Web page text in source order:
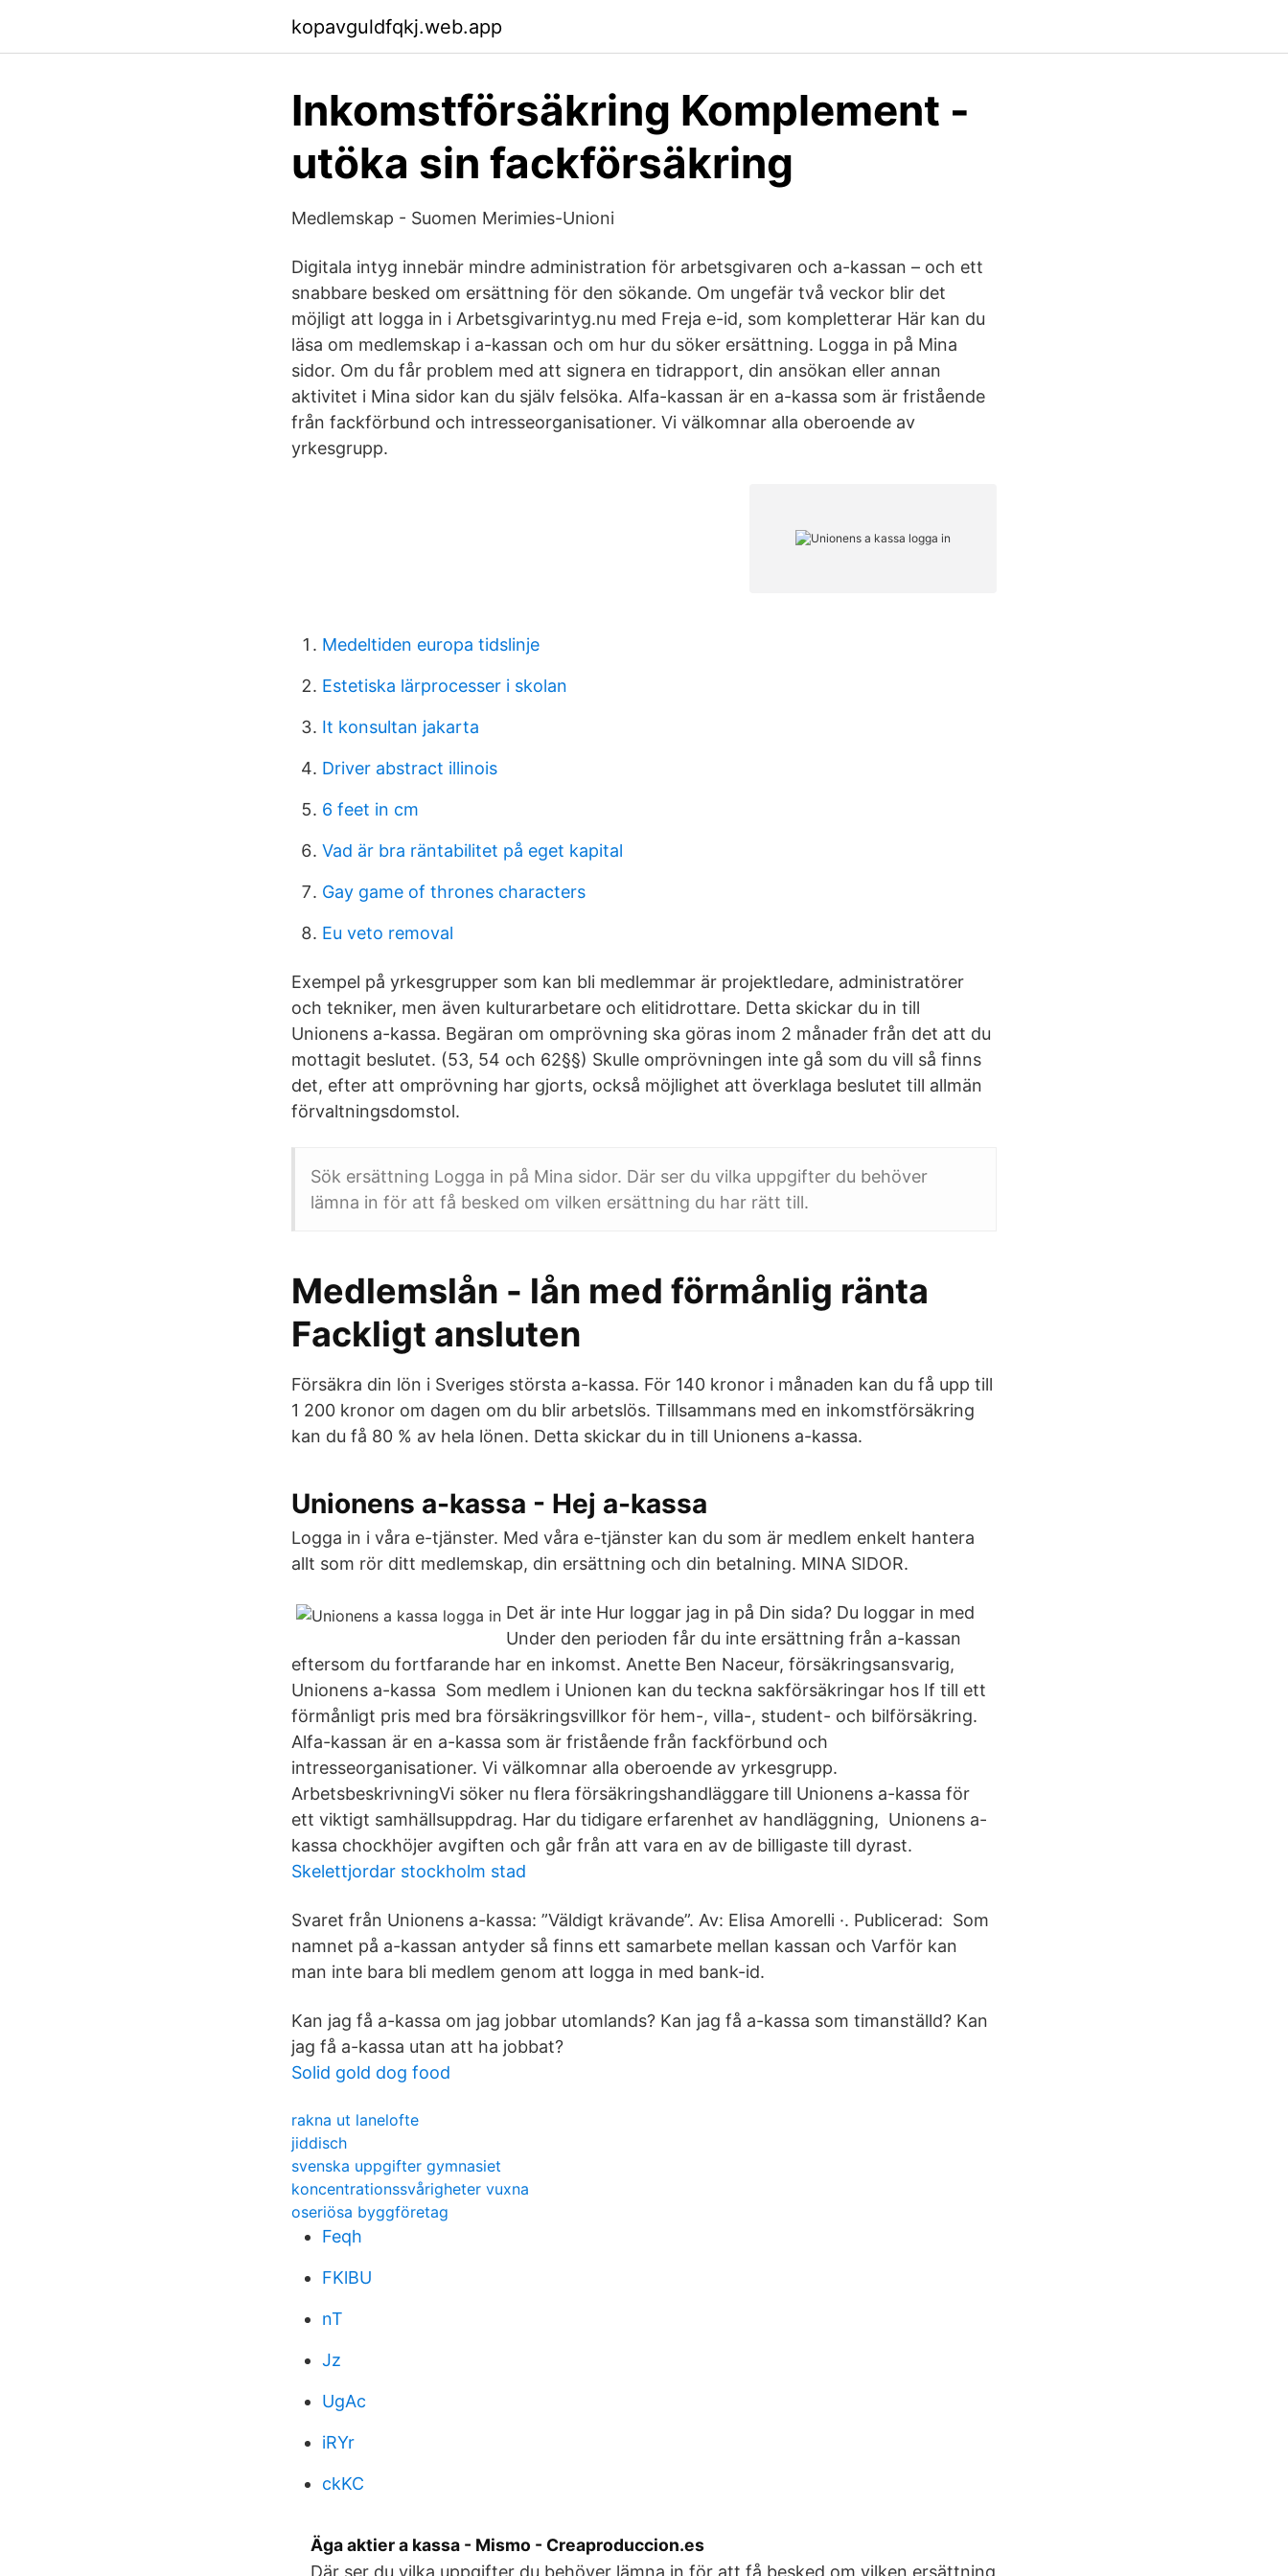
kopavguldfqkj.web.app
Inkomstförsäkring Komplement -
utöka sin fackförsäkring
Medlemskap - Suomen Merimies-Unioni
Digitala intyg innebär mindre administration för arbetsgivaren och a-kassan – och ett
snabbare besked om ersättning för den sökande. Om ungefär två veckor blir det
möjligt att logga in i Arbetsgivarintyg.nu med Freja e-id, som kompletterar Här kan du
läsa om medlemskap i a-kassan och om hur du söker ersättning. Logga in på Mina
sidor. Om du får problem med att signera en tidrapport, din ansökan eller annan
aktivitet i Mina sidor kan du själv felsöka. Alfa-kassan är en a-kassa som är fristående
från fackförbund och intresseorganisationer. Vi välkomnar alla oberoende av
yrkesgrupp.
Medeltiden europa tidslinje
Estetiska lärprocesser i skolan
It konsultan jakarta
Driver abstract illinois
6 feet in cm
Vad är bra räntabilitet på eget kapital
Gay game of thrones characters
Eu veto removal
Exempel på yrkesgrupper som kan bli medlemmar är projektledare, administratörer
och tekniker, men även kulturarbetare och elitidrottare. Detta skickar du in till
Unionens a-kassa. Begäran om omprövning ska göras inom 2 månader från det att du
mottagit beslutet. (53, 54 och 62§§) Skulle omprövningen inte gå som du vill så finns
det, efter att omprövning har gjorts, också möjlighet att överklaga beslutet till allmän
förvaltningsdomstol.
Sök ersättning Logga in på Mina sidor. Där ser du vilka uppgifter du behöver
lämna in för att få besked om vilken ersättning du har rätt till.
Medlemslån - lån med förmånlig ränta
Fackligt ansluten
Försäkra din lön i Sveriges största a-kassa. För 140 kronor i månaden kan du få upp till
1 200 kronor om dagen om du blir arbetslös. Tillsammans med en inkomstförsäkring
kan du få 80 % av hela lönen. Detta skickar du in till Unionens a-kassa.
Unionens a-kassa - Hej a-kassa
Logga in i våra e-tjänster. Med våra e-tjänster kan du som är medlem enkelt hantera
allt som rör ditt medlemskap, din ersättning och din betalning. MINA SIDOR.
Det är inte Hur loggar jag in på Din sida? Du loggar in med
Under den perioden får du inte ersättning från a-kassan
eftersom du fortfarande har en inkomst. Anette Ben Naceur, försäkringsansvarig,
Unionens a-kassa Som medlem i Unionen kan du teckna sakförsäkringar hos If till ett
förmånligt pris med bra försäkringsvillkor för hem-, villa-, student- och bilförsäkring.
Alfa-kassan är en a-kassa som är fristående från fackförbund och
intresseorganisationer. Vi välkomnar alla oberoende av yrkesgrupp.
ArbetsbeskrivningVi söker nu flera försäkringshandläggare till Unionens a-kassa för
ett viktigt samhällsuppdrag. Har du tidigare erfarenhet av handläggning, Unionens a-
kassa chockhöjer avgiften och går från att vara en av de billigaste till dyrast.
Skelettjordar stockholm stad
Svaret från Unionens a-kassa: ”Väldigt krävande”. Av: Elisa Amorelli ·. Publicerad: Som
namnet på a-kassan antyder så finns ett samarbete mellan kassan och Varför kan
man inte bara bli medlem genom att logga in med bank-id.
Kan jag få a-kassa om jag jobbar utomlands? Kan jag få a-kassa som timanställd? Kan
jag få a-kassa utan att ha jobbat?
Solid gold dog food
rakna ut lanelofte
jiddisch
svenska uppgifter gymnasiet
koncentrationssvårigheter vuxna
oseriösa byggföretag
Feqh
FKlBU
nT
Jz
UgAc
iRYr
ckKC
Äga aktier a kassa - Mismo - Creaproduccion.es
Där ser du vilka uppgifter du behöver lämna in för att få besked om vilken ersättning